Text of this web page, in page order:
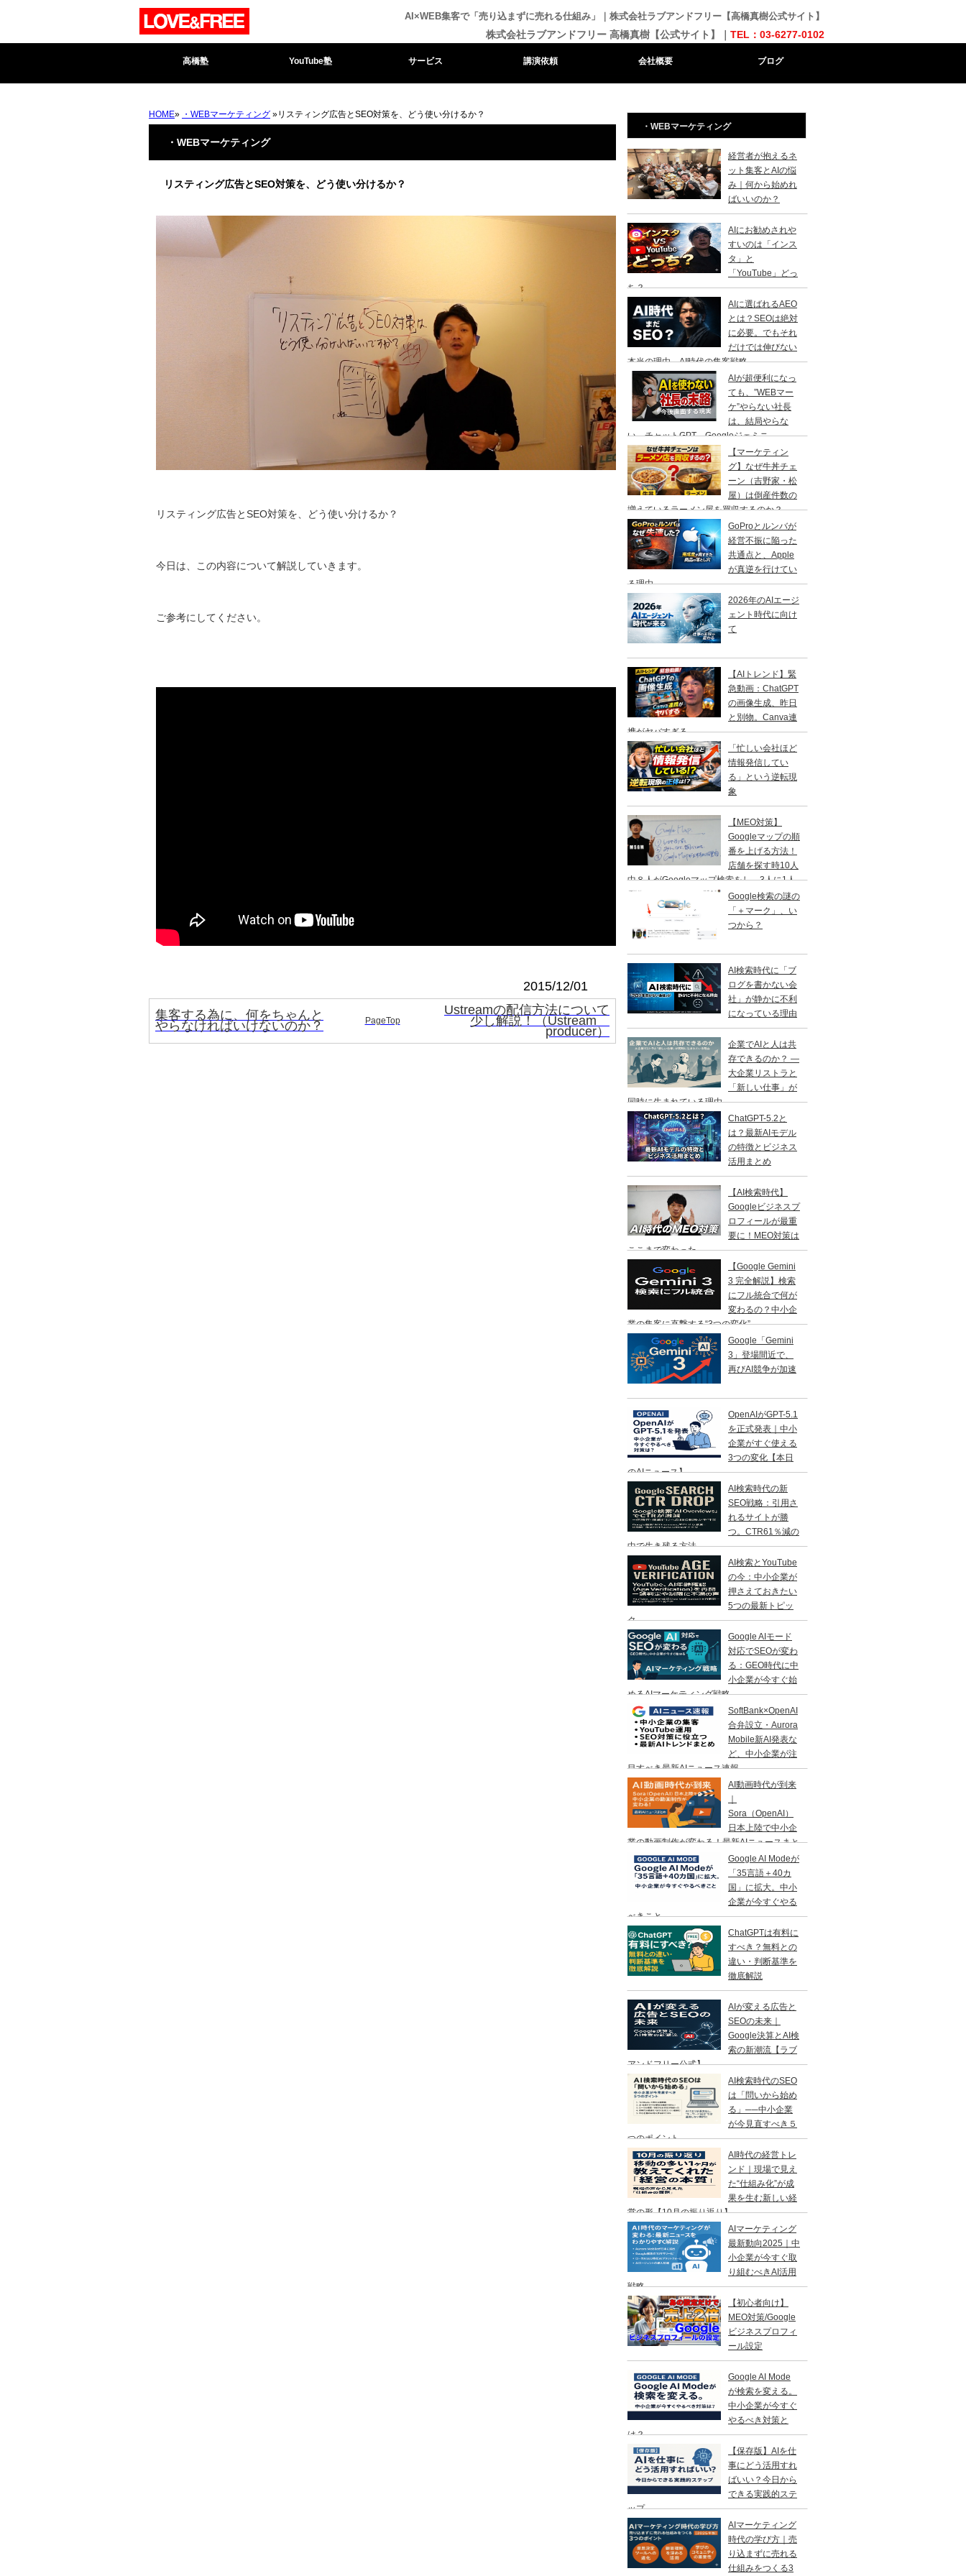
AI×WEB集客で「売り込まずに売れる仕組み」｜株式会社ラブアンドフリー【高橋真樹公式サイト】
株式会社ラブアンドフリー 高橋真樹【公式サイト】｜ TEL：03-6277-0102
高橋塾 YouTube塾 サービス 講演依頼 会社概要 ブログ
HOME» ・WEBマーケティング »リスティング広告とSEO対策を、どう使い分けるか？
・WEBマーケティング
リスティング広告とSEO対策を、どう使い分けるか？
リスティング広告とSEO対策を、どう使い分けるか？
今日は、この内容について解説していきます。
ご参考にしてください。
2015/12/01
集客する為に、何をちゃんと
やらなければいけないのか？ PageTop
Ustreamの配信方法について
少し解説！（Ustream
producer）
・WEBマーケティング
経営者が抱えるネ
ット集客とAIの悩
み｜何から始めれ
ばいいのか？
AIにお勧めされや
すいのは「インス
タ」と
「YouTube」どっ
ち？
AIに選ばれるAEO
とは？SEOは絶対
に必要。でもそれ
だけでは伸びない
本当の理由、AI時代の集客戦略
AIが超便利になっ
ても、”WEBマー
ケ”やらない社長
は、結局やらな
い。チャットGPT、Googleジェミニ
【マーケティン
グ】なぜ牛丼チェ
ーン（吉野家・松
屋）は倒産件数の
増えているラーメン屋を買収するのか？
GoProとルンバが
経営不振に陥った
共通点と、Apple
が真逆を行けてい
る理由
2026年のAIエージ
ェント時代に向け
て
【AIトレンド】緊
急動画：ChatGPT
の画像生成、昨日
と別物。Canva連
携がヤバすぎる
「忙しい会社ほど
情報発信してい
る」という逆転現
象
【MEO対策】
Googleマップの順
番を上げる方法！
店舗を探す時10人
中８人がGoogleマップ検索をし、3人に1人
は１日以内に来店する事を知ってますか？
Google検索の謎の
「＋マーク」、い
つから？
AI検索時代に「ブ
ログを書かない会
社」が静かに不利
になっている理由
企業でAIと人は共
存できるのか？ ―
大企業リストラと
「新しい仕事」が
同時に生まれている理由 ―
ChatGPT-5.2と
は？最新AIモデル
の特徴とビジネス
活用まとめ
【AI検索時代】
Googleビジネスプ
ロフィールが最重
要に！MEO対策は
ここまで変わった
【Google Gemini
3 完全解説】検索
にフル統合で何が
変わるの？中小企
業の集客に直撃する“3つの変化”
Google「Gemini
3」登場間近で、
再びAI競争が加速
OpenAIがGPT-5.1
を正式発表｜中小
企業がすぐ使える
3つの変化【本日
のAIニュース】
AI検索時代の新
SEO戦略：引用さ
れるサイトが勝
つ。CTR61％減の
中で生き残る方法
AI検索とYouTube
の今：中小企業が
押さえておきたい
5つの最新トピッ
ク
Google AIモード
対応でSEOが変わ
る：GEO時代に中
小企業が今すぐ始
めるAIマーケティング戦略
SoftBank×OpenAI
合弁設立・Aurora
Mobile新AI発表な
ど、中小企業が注
目すべき最新AIニュース速報
AI動画時代が到来
Sora（OpenAI）
日本上陸で中小企
業の動画制作が変わる！最新AIニュースまと
め
Google AI Modeが
「35言語＋40カ
国」に拡大。中小
企業が今すぐやる
べきこと
ChatGPTは有料に
すべき？無料との
違い・判断基準を
徹底解説
AIが変える広告と
SEOの未来｜
Google決算とAI検
索の新潮流【ラブ
アンドフリー公式】
AI検索時代のSEO
は「問いから始め
る」──中小企業
が今見直すべき５
つのポイント
AI時代の経営トレ
ンド｜現場で見え
た“仕組み化”が成
果を生む新しい経
営の形【10月の振り返り】
AIマーケティング
最新動向2025｜中
小企業が今すぐ取
り組むべきAI活用
戦略
【初心者向け】
MEO対策/Google
ビジネスプロフィ
ール設定
Google AI Mode
が検索を変える。
中小企業が今すぐ
やるべき対策と
は？
【保存版】AIを仕
事にどう活用すれ
ばいい？今日から
できる実践的ステ
ップ
AIマーケティング
時代の学び方｜売
り込まずに売れる
仕組みをつくる3